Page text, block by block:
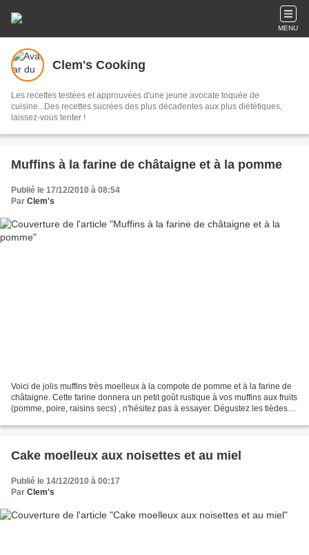
MENU
Clem's Cooking
Les recettes testées et approuvées d'une jeune avocate toquée de
cuisine...Des recettes sucrées des plus décadentes aux plus diététiques,
laissez-vous tenter !
Muffins à la farine de châtaigne et à la pomme
Publié le 17/12/2010 à 08:54
Par Clem's
Voici de jolis muffins très moelleux à la compote de pomme et à la farine de
châtaigne. Cette farine donnera un petit goût rustique à vos muffins aux fruits
(pomme, poire, raisins secs) , n'hésitez pas à essayer. Dégustez les tièdes
Cake moelleux aux noisettes et au miel
Publié le 14/12/2010 à 00:17
Par Clem's